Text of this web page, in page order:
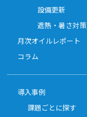
設備更新
遮熱・暑さ対策
月次オイルレポート
コラム
導入事例
課題ごとに探す